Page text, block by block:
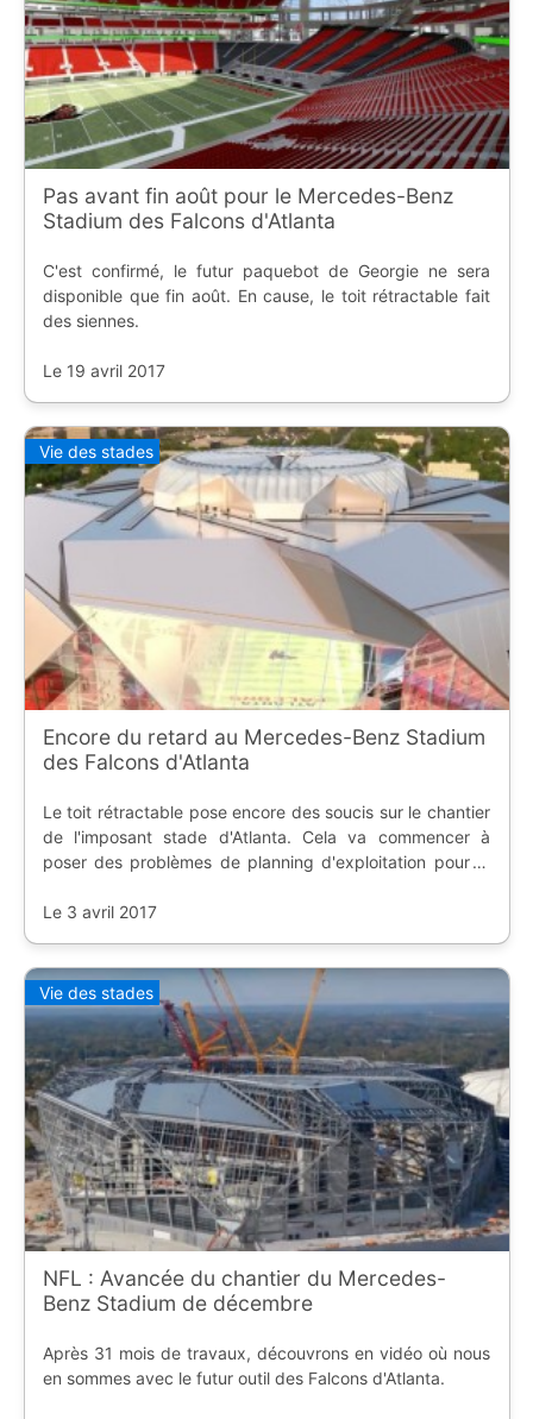
Pas avant fin août pour le Mercedes-Benz
Stadium des Falcons d'Atlanta
C'est confirmé, le futur paquebot de Georgie ne sera
disponible que fin août. En cause, le toit rétractable fait
des siennes.
Le 19 avril 2017
Vie des stades
Encore du retard au Mercedes-Benz Stadium
des Falcons d'Atlanta
Le toit rétractable pose encore des soucis sur le chantier
de l'imposant stade d'Atlanta. Cela va commencer à
poser des problèmes de planning d'exploitation pour la
Le 3 avril 2017
Vie des stades
NFL : Avancée du chantier du Mercedes-
Benz Stadium de décembre
Après 31 mois de travaux, découvrons en vidéo où nous
en sommes avec le futur outil des Falcons d'Atlanta.